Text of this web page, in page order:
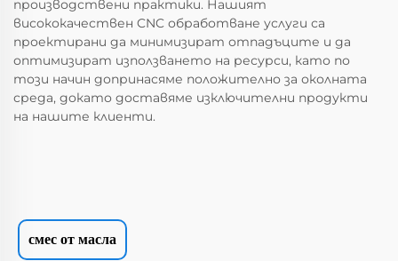
производствени практики. Нашият
висококачествен CNC обработване услуги са
проектирани да минимизират отпадъците и да
оптимизират използването на ресурси, като по
този начин допринасяме положително за околната
среда, докато доставяме изключителни продукти
на нашите клиенти.
смес от масла